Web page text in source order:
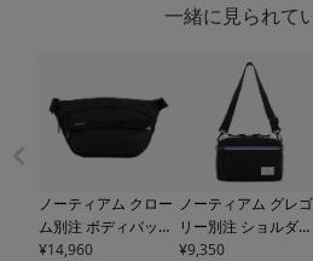
一緒に見られて
ノーティアム クロー
ム別注 ボディバッグ
メンズ レディース
¥14,960
ノーティアム グレゴ
リー別注 ショルダー
バッグ メンズ レディ
¥9,350